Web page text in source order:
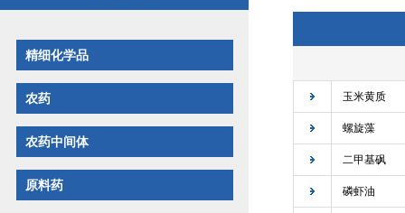
精细化学品
农药
农药中间体
原料药
玉米黄质
螺旋藻
二甲基砜
磷虾油